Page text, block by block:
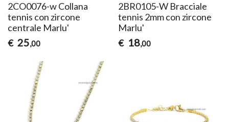
2CO0076-w Collana
tennis con zircone
centrale Marlu'
€ 25,00
2BR0105-W Bracciale
tennis 2mm con zircone
Marlu'
€ 18,00